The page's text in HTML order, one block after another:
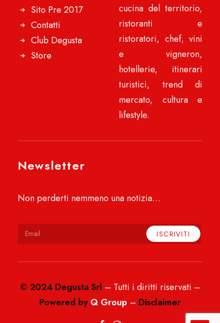
Sito Pre 2017
Contatti
Club Degusta
Store
cucina del territorio,
ristoranti e
ristoratori, chef, vini
e vigneron,
hotellerie, itinerari
turistici, trend di
mercato, cultura e
lifestyle.
Newsletter
Non perderti nemmeno una notizia…
© 2024 Degusta Srl – Tutti i diritti riservati –
Powered by Q Group – Disclaimer